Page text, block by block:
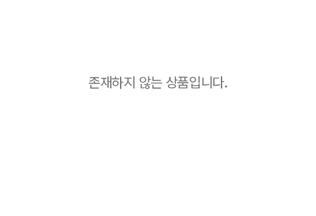
존재하지 않는 상품입니다.